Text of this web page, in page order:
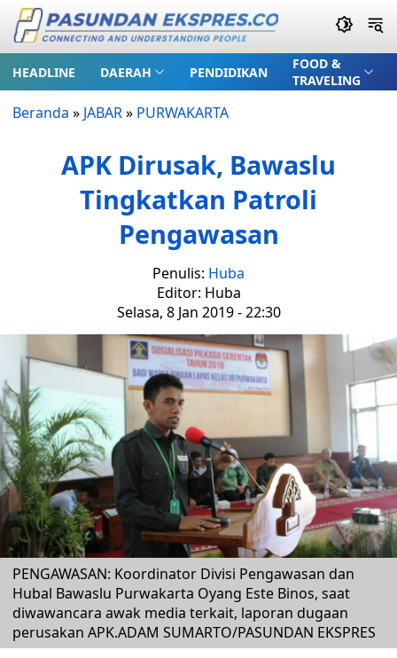
HEADLINE DAERAH PENDIDIKAN
FOOD &
TRAVELING
Beranda » JABAR» PURWAKARTA
APK Dirusak, Bawaslu
Tingkatkan Patroli
Pengawasan
Penulis: Huba
Editor: Huba
Selasa, 8 Jan 2019 - 22:30
PENGAWASAN: Koordinator Divisi Pengawasan dan
Hubal Bawaslu Purwakarta Oyang Este Binos, saat
diwawancara awak media terkait, laporan dugaan
perusakan APK.ADAM SUMARTO/PASUNDAN EKSPRES